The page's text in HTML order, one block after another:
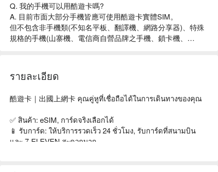
Q. 我的手機可以用酷遊卡嗎?
A. 目前市面大部分手機皆應可使用酷遊卡實體SIM。
但不包含非手機類(不知名平板、翻譯機、網路分享器)、特殊
規格的手機(山寨機、電信商自營品牌之手機、鎖卡機、
eSIM使用可用撥號按鍵撥打「*#06#」，如出現 EID 的條碼或
A. 可以。請將酷遊卡放入SIM1(卡槽1)中，且將SIM2(卡槽2)
清空，重新開機後即可使用。
รายละเอียด
酷遊卡｜出國上網卡 คุณคู่หูที่เชื่อถือได้ในการเดินทางของคุณ
✅ สินค้า: eSIM, การ์ดจริงเลือกได้
📱 รับการ์ด: ให้บริการรวดเร็ว 24 ชั่วโมง, รับการ์ดที่สนามบิน
และ 7-ELEVEN สะดวกมาก